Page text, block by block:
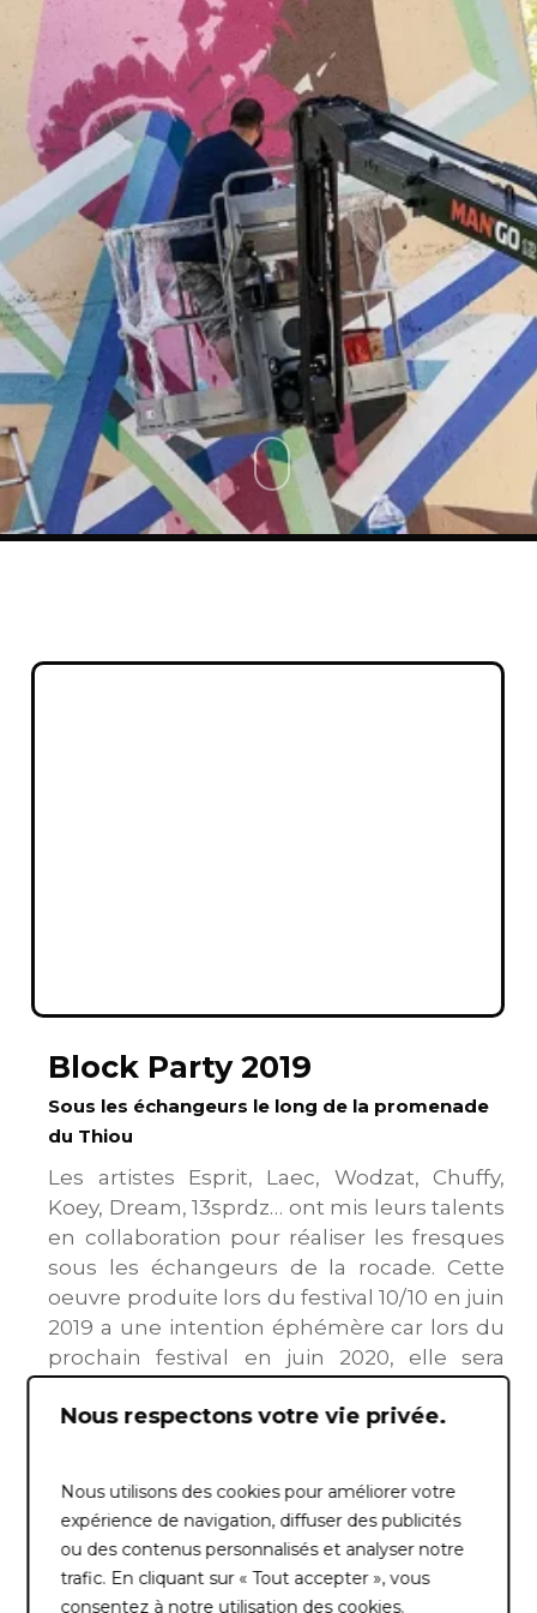
Nous respectons votre vie privée.
Nous utilisons des cookies pour améliorer votre
expérience de navigation, diffuser des publicités
ou des contenus personnalisés et analyser notre
trafic. En cliquant sur « Tout accepter », vous
consentez à notre utilisation des cookies.
Block Party 2019
Sous les échangeurs le long de la promenade
du Thiou
Les artistes Esprit, Laec, Wodzat, Chuffy,
Koey, Dream, 13sprdz… ont mis leurs talents
en collaboration pour réaliser les fresques
sous les échangeurs de la rocade. Cette
oeuvre produite lors du festival 10/10 en juin
2019 a une intention éphémère car lors du
prochain festival en juin 2020, elle sera
urbain et sa temporalité…